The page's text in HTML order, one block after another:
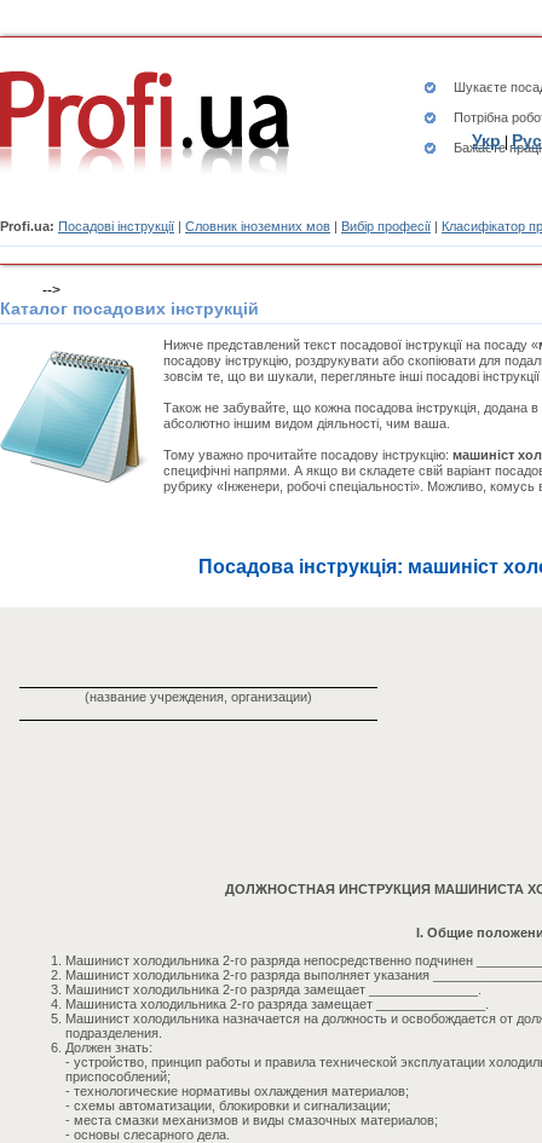
Шукаєте
Потрібна
Бажаєте
Profi.ua: Посадові інструкції | Словник іноземних мов | Вибір професії | Класифікатор
Укр|Рус
-->
Каталог посадових інструкцій
Нижче представлений текст посадової інструкції на посаду «
посадову інструкцію, роздрукувати або скопіювати для
зовсім те, що ви шукали, перегляньте інші посадові
Також не забувайте, що кожна посадова інструкція, додана
абсолютно іншим видом діяльності, чим ваша.
Тому уважно прочитайте посадову інструкцію: машиніст
специфічні напрями. А якщо ви складете свій варіант
рубрику «Інженери, робочі спеціальності». Можливо,
Посадова інструкція: машиніст
(название учреждения, организации)
ДОЛЖНОСТНАЯ ИНСТРУКЦИЯ МАШИНИСТА
I. Общие
Машинист холодильника 2-го разряда непосредственно подчинен
Машинист холодильника 2-го разряда выполняет указания
Машинист холодильника 2-го разряда замещает _______________.
Машиниста холодильника 2-го разряда замещает _______________.
Машинист холодильника назначается на должность и освобождается от
подразделения.
Должен знать:
- устройство, принцип работы и правила технической эксплуатации
приспособлений;
- технологические нормативы охлаждения материалов;
- схемы автоматизации, блокировки и сигнализации;
- места смазки механизмов и виды смазочных материалов;
- основы слесарного дела.